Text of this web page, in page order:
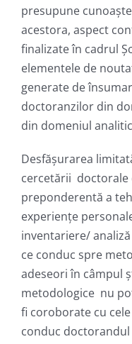
presupune
acestora, aspect
finalizate în cadrul
elementele de
generate de
doctoranzilor din
din domeniul
Desfășurarea
cercetării doctorale
preponderentă a
experienţe
inventariere/
ce conduc spre
adeseori în câmpul
metodologice nu
fi coroborate cu
conduc